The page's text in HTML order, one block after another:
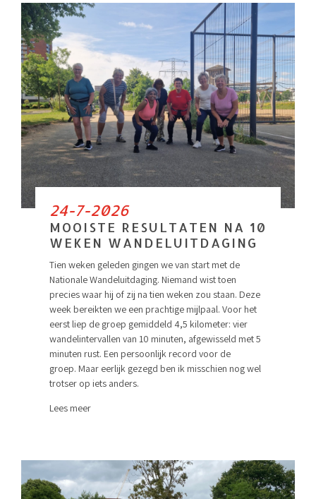
24-7-2026
MOOISTE RESULTATEN NA 10
WEKEN WANDELUITDAGING
Tien weken geleden gingen we van start met de
Nationale Wandeluitdaging. Niemand wist toen
precies waar hij of zij na tien weken zou staan. Deze
week bereikten we een prachtige mijlpaal. Voor het
eerst liep de groep gemiddeld 4,5 kilometer: vier
wandelintervallen van 10 minuten, afgewisseld met 5
minuten rust. Een persoonlijk record voor de
groep. Maar eerlijk gezegd ben ik misschien nog wel
trotser op iets anders.
Lees meer